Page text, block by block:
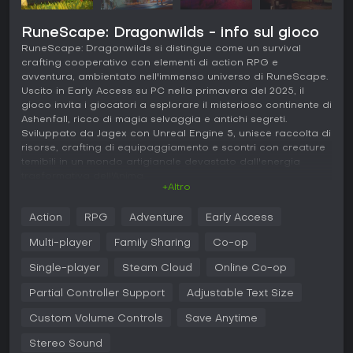
RuneScape: Dragonwilds - info sul gioco
RuneScape: Dragonwilds si distingue come un survival
crafting cooperativo con elementi di action RPG e
avventura, ambientato nell'immenso universo di RuneScape.
Uscito in Early Access su PC nella primavera del 2025, il
gioco invita i giocatori a esplorare il misterioso continente di
Ashenfall, ricco di magia selvaggia e antichi segreti.
Sviluppato da Jagex con Unreal Engine 5, unisce raccolta di
risorse, crafting di equipaggiamento e scontri con creature
temibili in un mondo artigianale devastato dall'energia
In RuneScape: Dragonwilds, il ciclo principale ruota attorno
alla sopravvivenza e alla progressione in un ambiente
legno e minerale, manipolabili tramite abilità basate sulle
in fretta o far esplodere vene di minerale con un gesto.
equipaggiamento e costruzione di basi, indispensabili per
resistere alle minacce di draghi e creature come i Garou.
+Altro
Action RPG Adventure Early Access
Multi-player Family Sharing Co-op
Single-player Steam Cloud Online Co-op
Partial Controller Support Adjustable Text Size
Custom Volume Controls Save Anytime
Stereo Sound